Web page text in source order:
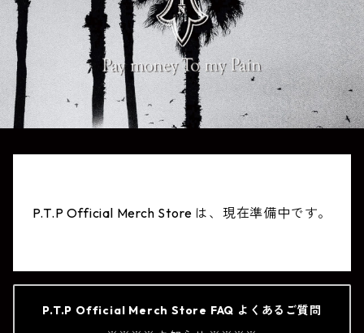
P.T.P Official Merch Store は、現在準備中です。
P.T.P Official Merch Store FAQ よくあるご質問